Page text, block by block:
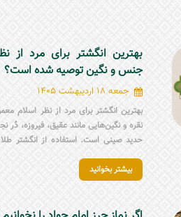
بهترین انگشتر برای مرد از
جنس و نگین توصیه شده است؟
جمعه 18 اردیبهشت 1405
بهترین انگشتر برای مرد از نظر اسلام
نقره و نگین‌هایی مانند عقیق، فیروزه،
حدید صینی است. استفاده از انگشتر
مردانه مذهبی، علاوه بر زیبایی، باید به
ذکر روی انگشتر، آداب استفاده و نظر مرجع
بیشتر بخوانید